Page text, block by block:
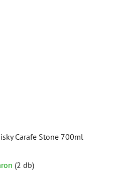
Carafe Stone 700ml
termék
(2 db)